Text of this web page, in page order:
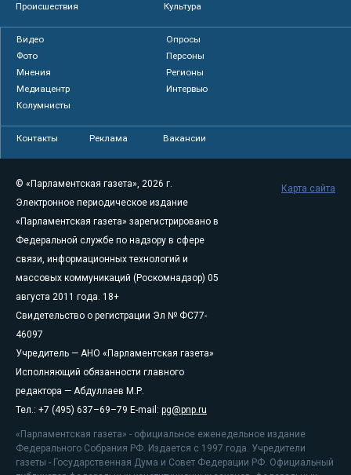
Происшествия
Культура
Видео
Опросы
Фото
Персоны
Мнения
Регионы
Медиацентр
Интервью
Колумнисты
Контакты Реклама Вакансии
© «Парламентская газета», 2026 г.
Электронное периодическое издание
«Парламентская газета» зарегистрировано в
Федеральной службе по надзору в сфере
связи, информационных технологий и
массовых коммуникаций (Роскомнадзор) 05
августа 2011 года. 18+
Свидетельство о регистрации Эл № ФС77-
46097
Учредитель — АНО «Парламентская газета»
Исполняющий обязанности главного
редактора — Абдуллаев М.Р.
Тел.: +7 (495) 637–69–79 E-mail: pg@pnp.ru
«Парламентская газета» - официальное еженедельное издание
Федерального Собрания РФ. Издается с 1997 года. Учредители
газеты - Государственная Дума и Совет Федерации РФ. Официальный
Карта сайта